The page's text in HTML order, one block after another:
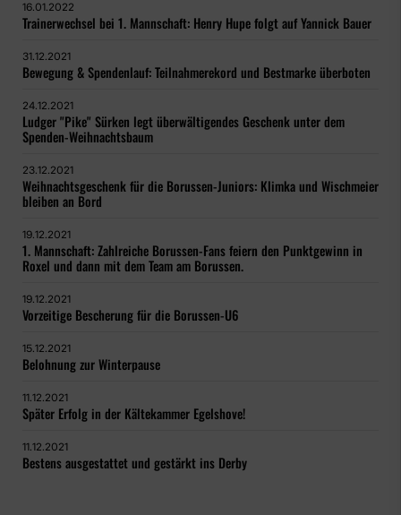
16.01.2022
Trainerwechsel bei 1. Mannschaft: Henry Hupe folgt auf Yannick Bauer
31.12.2021
Bewegung & Spendenlauf: Teilnahmerekord und Bestmarke überboten
24.12.2021
Ludger "Pike" Sürken legt überwältigendes Geschenk unter dem
Spenden-Weihnachtsbaum
23.12.2021
Weihnachtsgeschenk für die Borussen-Juniors: Klimka und Wischmeier
bleiben an Bord
19.12.2021
1. Mannschaft: Zahlreiche Borussen-Fans feiern den Punktgewinn in
Roxel und dann mit dem Team am Borussen.
19.12.2021
Vorzeitige Bescherung für die Borussen-U6
15.12.2021
Belohnung zur Winterpause
11.12.2021
Später Erfolg in der Kältekammer Egelshove!
11.12.2021
Bestens ausgestattet und gestärkt ins Derby